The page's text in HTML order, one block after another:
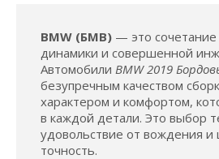
BMW (БМВ) — это сочетание
динамики и совершенной
Автомобили BMW 2019
безупречным качеством
характером и комфортом,
в каждой детали. Это выбор
удовольствие от вождения
точность.